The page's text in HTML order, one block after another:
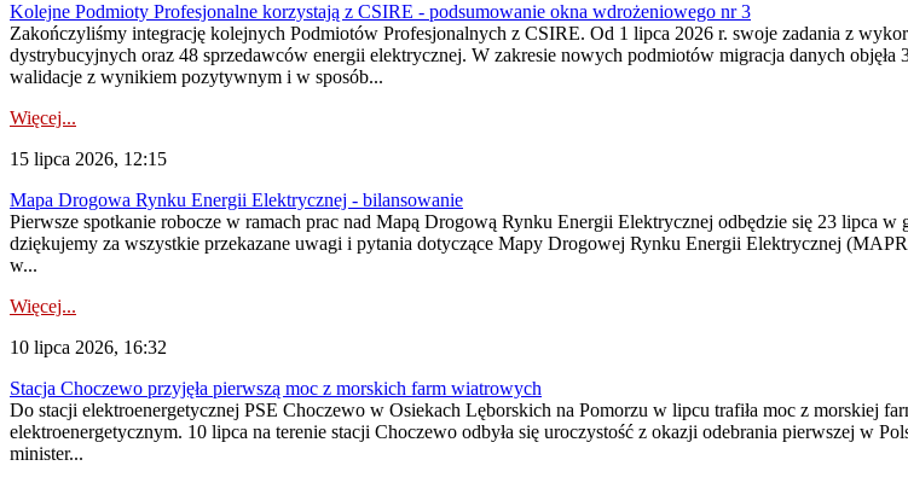
Kolejne Podmioty Profesjonalne korzystają z CSIRE - podsumowanie okna wdrożeniowego nr 3
Zakończyliśmy integrację kolejnych Podmiotów Profesjonalnych z CSIRE. Od 1 lipca 2026 r. swoje zadania z
dystrybucyjnych oraz 48 sprzedawców energii elektrycznej. W zakresie nowych podmiotów migracja danych
walidacje z wynikiem pozytywnym i w sposób...
Więcej...
15 lipca 2026, 12:15
Mapa Drogowa Rynku Energii Elektrycznej - bilansowanie
Pierwsze spotkanie robocze w ramach prac nad Mapą Drogową Rynku Energii Elektrycznej odbędzie się 23 lipca
dziękujemy za wszystkie przekazane uwagi i pytania dotyczące Mapy Drogowej Rynku Energii Elektrycznej
w...
Więcej...
10 lipca 2026, 16:32
Stacja Choczewo przyjęła pierwszą moc z morskich farm wiatrowych
Do stacji elektroenergetycznej PSE Choczewo w Osiekach Lęborskich na Pomorzu w lipcu trafiła moc z morskiej
elektroenergetycznym. 10 lipca na terenie stacji Choczewo odbyła się uroczystość z okazji odebrania pierwszej w
minister...